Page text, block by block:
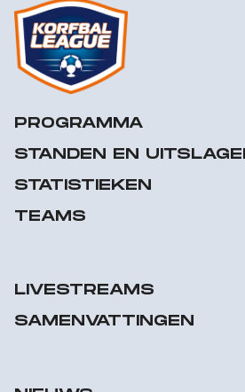
PROGRAMMA
STANDEN EN
STATISTIEKEN
TEAMS
LIVESTREAMS
SAMENVATTINGEN